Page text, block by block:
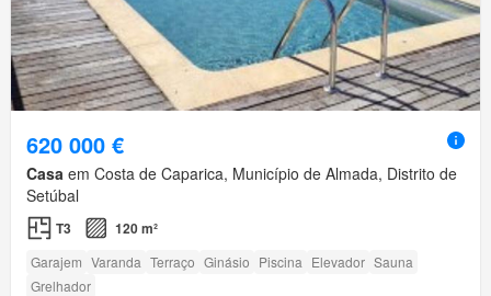
620 000 €
Casa em Costa de Caparica, Município de Almada, Distrito de
Setúbal
T3 120 m²
Garajem Varanda Terraço Ginásio Piscina Elevador Sauna
Grelhador